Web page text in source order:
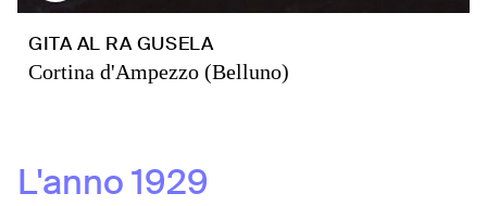
GITA AL RA GUSELA
Cortina d'Ampezzo (Belluno)
L'anno1929